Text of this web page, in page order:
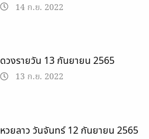
14 ก.ย. 2022
ดวงรายวัน 13 กันยายน 2565
13 ก.ย. 2022
หวยลาว วันจันทร์ 12 กันยายน 2565